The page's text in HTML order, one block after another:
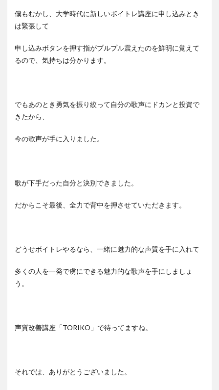
僕もむかし、大学時代に新しいボイトレ講座に申し込みとき
は緊張して
申し込みボタンを押す指がプルプル震えたのを鮮明に覚えて
るので、気持ちは分かります。
でもあのとき勇気を振り絞って自分の歌声にドカンと投資で
きたから、
今の歌声が手に入りました。
歌が下手だった自分と決別できました。
だからこそ最後、全力で背中を押させていただきます。
どうせボイトレやるなら、一緒に魅力的な声質を手に入れて
多くの人を一発で虜にできる魅力的な歌声を手にしましょ
う。
声質改善講座「TORIKO」で待ってますね。
それでは、ありがとうございました。